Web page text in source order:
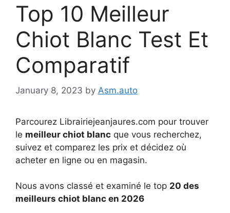
Top 10 Meilleur
Chiot Blanc Test Et
Comparatif
January 8, 2023 by Asm.auto
Parcourez Librairiejeanjaures.com pour trouver
le meilleur chiot blanc que vous recherchez,
suivez et comparez les prix et décidez où
acheter en ligne ou en magasin.
Nous avons classé et examiné le top 20 des
meilleurs chiot blanc en 2026